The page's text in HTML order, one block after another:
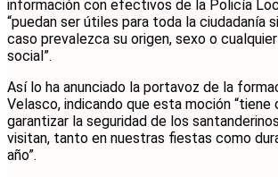
información con efectivos de la Policía
“puedan ser útiles para toda la ciudadanía
caso prevalezca su origen, sexo o
social”.
Así lo ha anunciado la portavoz de la
Velasco, indicando que esta moción
garantizar la seguridad de los
visitan, tanto en nuestras fiestas como
año”.